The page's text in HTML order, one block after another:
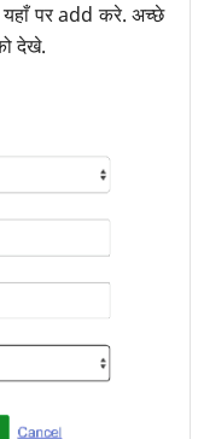
पर add करे. अच्छे
देखे.